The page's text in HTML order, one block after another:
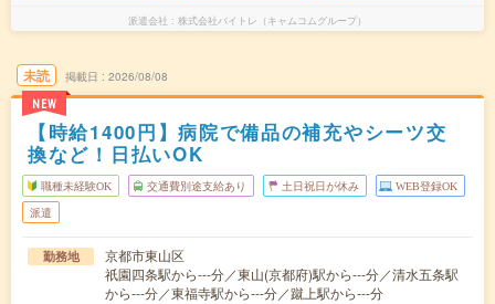
派遣会社 株式会社バイトレ（キャムコムグループ）
未読
NEW
掲載日 2026/08/08
【時給1400円】病院で備品の補充やシーツ交
換など！日払いOK
職種未経験OK 交通費別途支給あり 土日祝日が休み WEB登録OK
派遣
勤務地
京都市東山区
祇園四条駅から---分／東山(京都府)駅から---分／清水五条駅
から---分／東福寺駅から---分／蹴上駅から---分